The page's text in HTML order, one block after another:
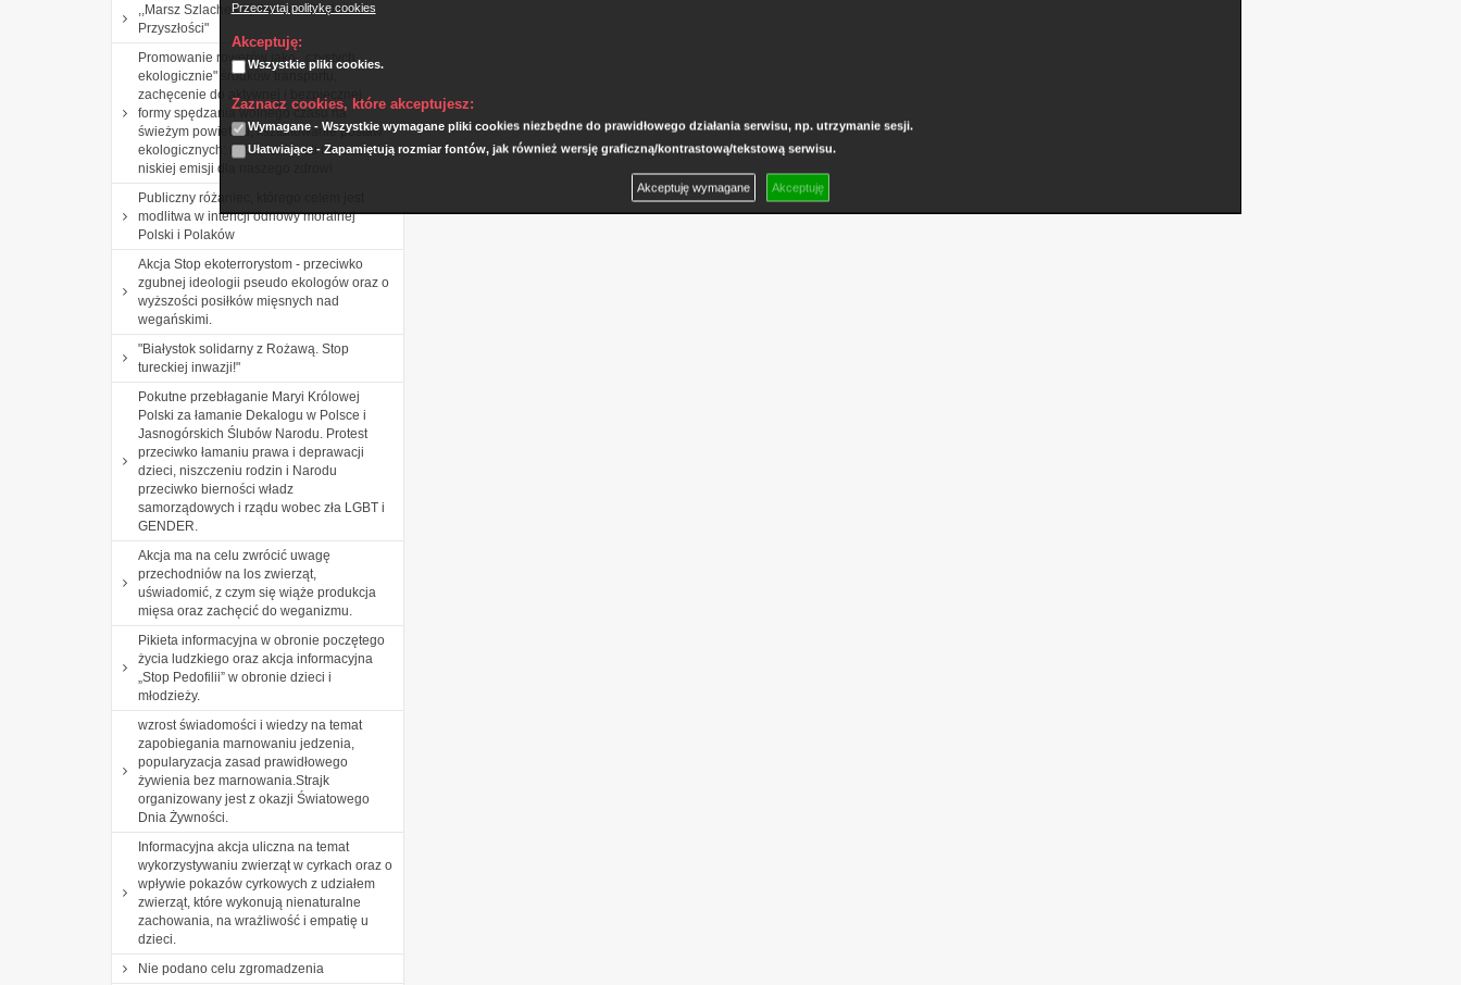
Przeczytaj politykę cookies
Akceptuję:
Wszystkie pliki cookies.
Zaznacz cookies, które akceptujesz:
Wymagane - Wszystkie wymagane pliki cookies niezbędne do prawidłowego działania serwisu, np. utrzymanie sesji.
Ułatwiające - Zapamiętują rozmiar fontów, jak również wersję graficzną/kontrastową/tekstową serwisu.
Akceptuję wymagane Akceptuję
,,Marsz Szlachetnej Paczki i Akademia
Przyszłości"
Promowanie rowerów jako ,,czystych
ekologicznie" środków transportu,
zachęcenie do aktywnej i bezpiecznej
formy spędzania wolnego czasu na
świeżym powietrzu, kształtowanie postaw
ekologicznych: rozumienia roli i znaczenia
niskiej emisji dla naszego zdrowi
Publiczny różaniec, którego celem jest
modlitwa w intencji odnowy moralnej
Polski i Polaków
Akcja Stop ekoterrorystom - przeciwko
zgubnej ideologii pseudo ekologów oraz o
wyższości posiłków mięsnych nad
wegańskimi.
"Białystok solidarny z Rożawą. Stop
tureckiej inwazji!"
Pokutne przebłaganie Maryi Królowej
Polski za łamanie Dekalogu w Polsce i
Jasnogórskich Ślubów Narodu. Protest
przeciwko łamaniu prawa i deprawacji
dzieci, niszczeniu rodzin i Narodu
przeciwko bierności władz
samorządowych i rządu wobec zła LGBT i
GENDER.
Akcja ma na celu zwrócić uwagę
przechodniów na los zwierząt,
uświadomić, z czym się wiąże produkcja
mięsa oraz zachęcić do weganizmu.
Pikieta informacyjna w obronie poczętego
życia ludzkiego oraz akcja informacyjna
„Stop Pedofilii” w obronie dzieci i
młodzieży.
wzrost świadomości i wiedzy na temat
zapobiegania marnowaniu jedzenia,
popularyzacja zasad prawidłowego
żywienia bez marnowania.Strajk
organizowany jest z okazji Światowego
Dnia Żywności.
Informacyjna akcja uliczna na temat
wykorzystywaniu zwierząt w cyrkach oraz o
wpływie pokazów cyrkowych z udziałem
zwierząt, które wykonują nienaturalne
zachowania, na wrażliwość i empatię u
dzieci.
Nie podano celu zgromadzenia